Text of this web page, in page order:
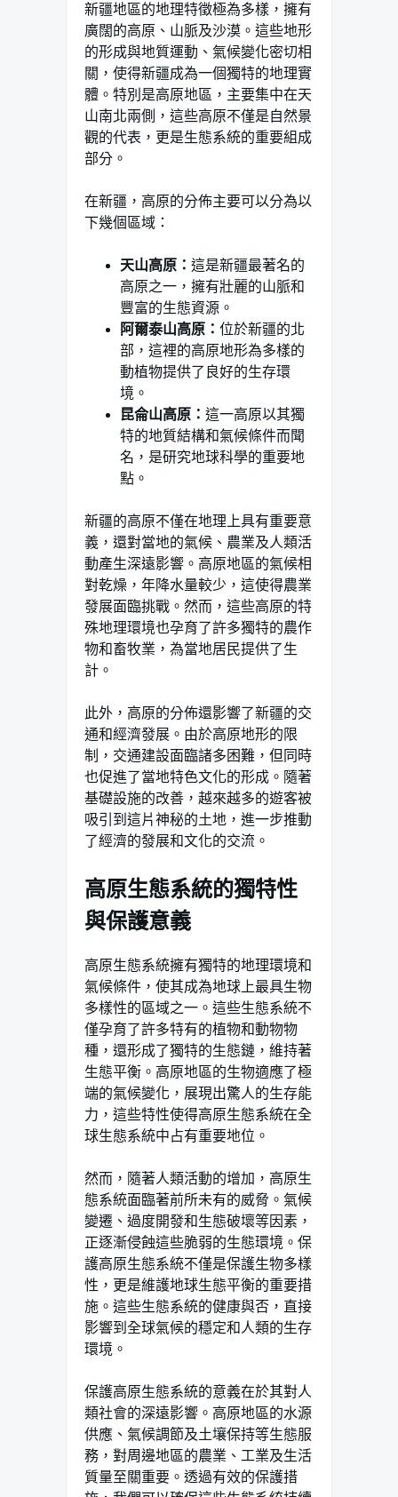
新疆地區的地理特徵極為多樣，擁有
廣闊的高原、山脈及沙漠。這些地形
的形成與地質運動、氣候變化密切相
關，使得新疆成為一個獨特的地理實
體。特別是高原地區，主要集中在天
山南北兩側，這些高原不僅是自然景
觀的代表，更是生態系統的重要組成
部分。
在新疆，高原的分佈主要可以分為以
下幾個區域：
天山高原： 這是新疆最著名的
高原之一，擁有壯麗的山脈和
豐富的生態資源。
阿爾泰山高原： 位於新疆的北
部，這裡的高原地形為多樣的
動植物提供了良好的生存環
境。
昆侖山高原： 這一高原以其獨
特的地質結構和氣候條件而聞
名，是研究地球科學的重要地
點。
新疆的高原不僅在地理上具有重要意
義，還對當地的氣候、農業及人類活
動產生深遠影響。高原地區的氣候相
對乾燥，年降水量較少，這使得農業
發展面臨挑戰。然而，這些高原的特
殊地理環境也孕育了許多獨特的農作
物和畜牧業，為當地居民提供了生
計。
此外，高原的分佈還影響了新疆的交
通和經濟發展。由於高原地形的限
制，交通建設面臨諸多困難，但同時
也促進了當地特色文化的形成。隨著
基礎設施的改善，越來越多的遊客被
吸引到這片神秘的土地，進一步推動
了經濟的發展和文化的交流。
高原生態系統的獨特性
與保護意義
高原生態系統擁有獨特的地理環境和
氣候條件，使其成為地球上最具生物
多樣性的區域之一。這些生態系統不
僅孕育了許多特有的植物和動物物
種，還形成了獨特的生態鏈，維持著
生態平衡。高原地區的生物適應了極
端的氣候變化，展現出驚人的生存能
力，這些特性使得高原生態系統在全
球生態系統中占有重要地位。
然而，隨著人類活動的增加，高原生
態系統面臨著前所未有的威脅。氣候
變遷、過度開發和生態破壞等因素，
正逐漸侵蝕這些脆弱的生態環境。保
護高原生態系統不僅是保護生物多樣
性，更是維護地球生態平衡的重要措
施。這些生態系統的健康與否，直接
影響到全球氣候的穩定和人類的生存
環境。
保護高原生態系統的意義在於其對人
類社會的深遠影響。高原地區的水源
供應、氣候調節及土壤保持等生態服
務，對周邊地區的農業、工業及生活
質量至關重要。透過有效的保護措